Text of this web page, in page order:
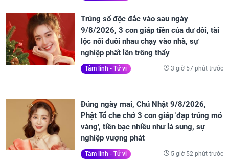
Trúng số độc đắc vào sau ngày
9/8/2026, 3 con giáp tiền của dư dôi, tài
lộc nối đuôi nhau chạy vào nhà, sự
nghiệp phất lên trông thấy
Tâm linh - Tử vi 3 giờ 57 phút trước
Đúng ngày mai, Chủ Nhật 9/8/2026,
Phật Tổ che chở 3 con giáp 'đạp trúng mỏ
vàng', tiền bạc nhiều như lá sung, sự
nghiệp vượng phát
Tâm linh - Tử vi 5 giờ 52 phút trước